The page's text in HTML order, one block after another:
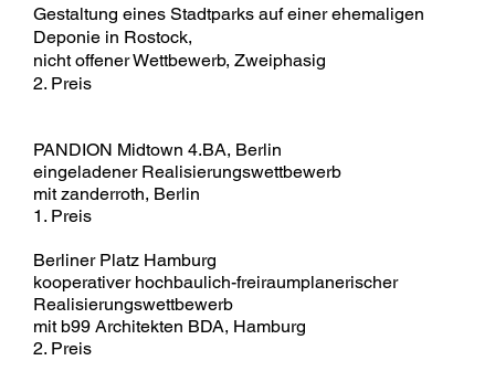
Gestaltung eines Stadtparks auf einer ehemaligen
Deponie in Rostock,
nicht offener Wettbewerb, Zweiphasig
2. Preis
PANDION Midtown 4.BA, Berlin
eingeladener Realisierungswettbewerb
mit zanderroth, Berlin
1. Preis
Berliner Platz Hamburg
kooperativer hochbaulich-freiraumplanerischer
Realisierungswettbewerb
mit b99 Architekten BDA, Hamburg
2. Preis